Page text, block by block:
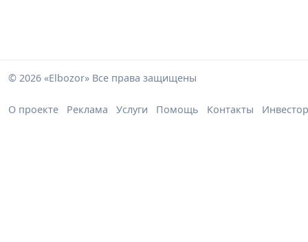
© 2026 «Elbozor» Все права защищены
О проекте Реклама Услуги Помощь Контакты